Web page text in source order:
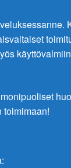
toimimaan!